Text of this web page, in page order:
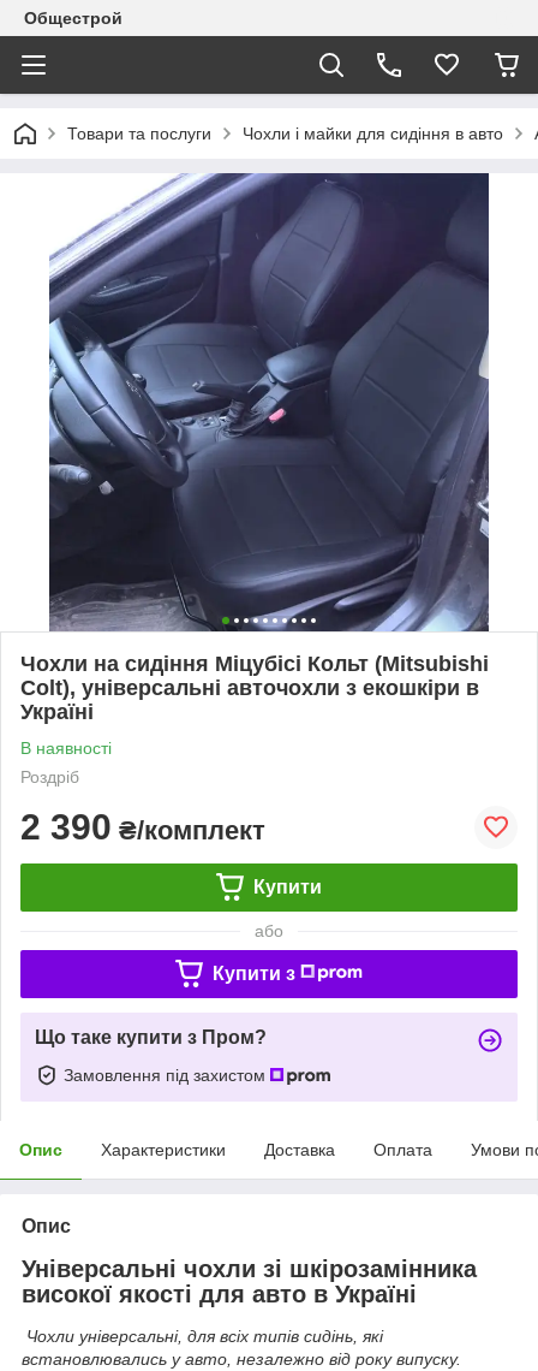
Общестрой
Товари та послуги Чохли і майки для сидіння в авто
Чохли на сидіння Міцубісі Кольт (Mitsubishi
Colt), універсальні авточохли з екошкіри в
Україні
В наявності
Роздріб
2 390 ₴/комплект
Купити
або
Купити з
Що таке купити з Пром?
Замовлення під захистом
Опис Характеристики Доставка Оплата Умови
Опис
Універсальні чохли зі шкірозамінника
високої якості для авто в Україні
Чохли універсальні, для всіх типів сидінь, які
встановлювались у авто, незалежно від року випуску.